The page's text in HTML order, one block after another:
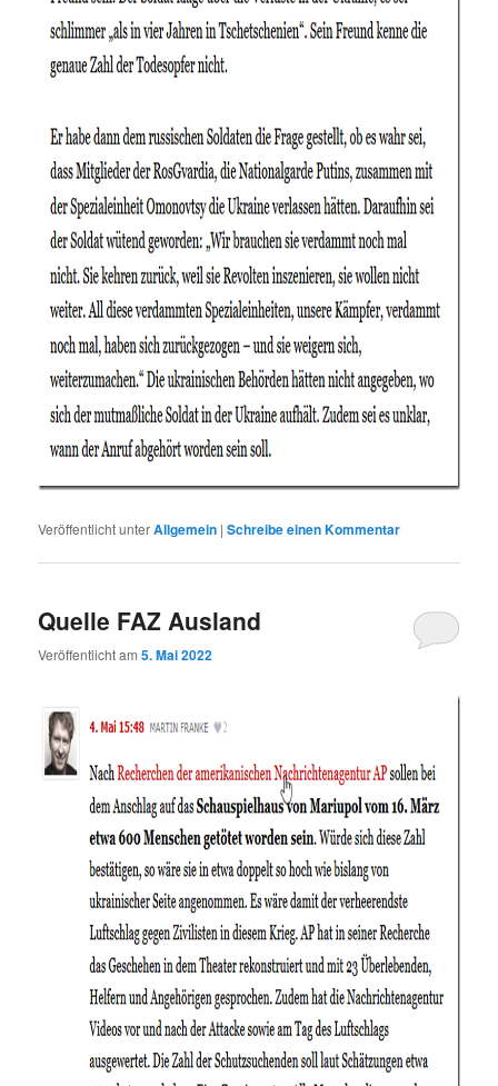
Veröffentlicht unterAllgemein |Schreibe einen Kommentar
Quelle FAZ Ausland
Veröffentlicht am5. Mai 2022